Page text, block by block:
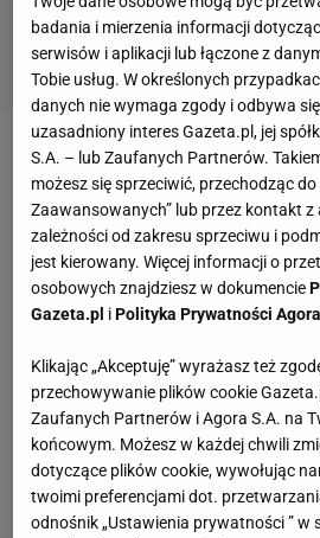
Honda, czyli lider
W 17. minucie Keisuke Honda
z rzutu wolnego z ponad 35
ponad 100km/h, Sorensen
ale strzał poszedł w prawą.
jak struna, ale piłki sięgnąć nie
W 88. minucie Honda podał
kierunku bramki Sorensena i w
Okazakiemu, który trafił do
badania i mierzenia informacji
serwisów i aplikacji lub łączone z
Tobie usług. W określonych
danych nie wymaga zgody i odbywa
uzasadniony interes Gazeta.pl, jej
S.A. – lub Zaufanych Partnerów.
możesz się sprzeciwić, przechodząc do
Zaawansowanych” lub przez kontakt
zależności od zakresu sprzeciwu i
jest kierowany. Więcej informacji o
osobowych znajdziesz w dokumencie
Gazeta.pl iPolityka Prywatności
Klikając „Akceptuję” wyrażasz też
przechowywanie plików cookie
Zaufanych Partnerów i Agora S.A. na
końcowym. Możesz w każdej chwili
dotyczące plików cookie, wywołując
twoimi preferencjami dot.
odnośnik „Ustawienia prywatności ” w